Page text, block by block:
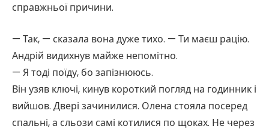
справжньої причини.
— Так, — сказала вона дуже тихо. — Ти маєш рацію.
Андрій видихнув майже непомітно.
— Я тоді поїду, бо запізнююсь.
Він узяв ключі, кинув короткий погляд на годинник і
вийшов. Двері зачинилися. Олена стояла посеред
спальні, а сльози самі котилися по щоках. Не через